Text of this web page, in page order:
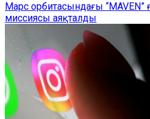
Марс орбитасындағы
миссиясы аяқталды